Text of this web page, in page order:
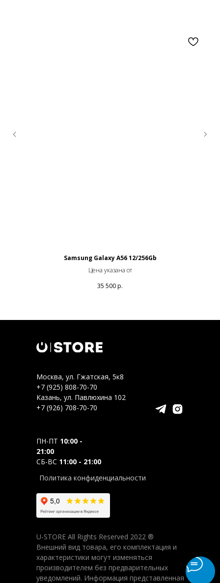
Samsung Galaxy A56 12/256Gb
Цена указана от
35 500р.
Москва, ул. Гжатская, 5к8
+7 (925) 808-70-70
Казань, ул. Павлюхина 102
+7 (926) 708-70-70
ПН-ПТ 10:00 -
21:00
СБ-ВС 11:00 - 21:00
U-STORE All Rights Reserved 2022 ®
Внешний вид товара, его комплектация и
характеристики могут изменяться
производителем без предварительных
уведомлений. Информация представленная
Политика конфиденциальности